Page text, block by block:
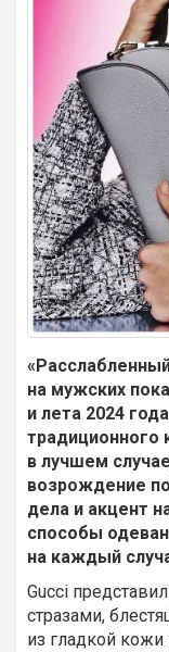
на мужских
и лета 2024
традиционного
в лучшем
возрождение
дела и акцент
способы
на каждый
Gucci
стразами,
из гладкой кожи